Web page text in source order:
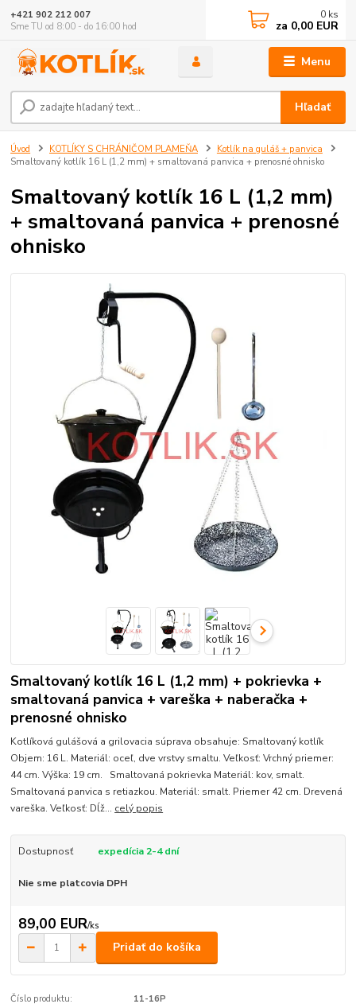
Menu
Hľadať
+421 902 212 007
Sme TU od 8:00 - do 16:00 hod
0 ks
za 0,00 EUR
Úvod KOTLÍKY S CHRÁNIČOM PLAMEŇA
Kotlík na guláš + panvica
Smaltovaný kotlík 16 L (1,2 mm) + smaltovaná panvica + prenosné ohnisko
Smaltovaný kotlík 16 L (1,2 mm)
+ smaltovaná panvica + prenosné
ohnisko
Smaltovaný kotlík 16 L (1,2 mm) + pokrievka +
smaltovaná panvica + vareška + naberačka +
prenosné ohnisko
Kotlíková gulášová a grilovacia súprava obsahuje: Smaltovaný kotlík
Objem: 16 L. Materiál: oceľ, dve vrstvy smaltu. Veľkosť: Vrchný priemer:
44 cm. Výška: 19 cm. Smaltovaná pokrievka Materiál: kov, smalt.
Smaltovaná panvica s retiazkou. Materiál: smalt. Priemer 42 cm. Drevená
vareška. Veľkosť: Dĺž... celý popis
Dostupnosť expedícia 2-4 dní
Nie sme platcovia DPH
89,00 EUR/ks
Pridať do košíka
Číslo produktu:
11-16P